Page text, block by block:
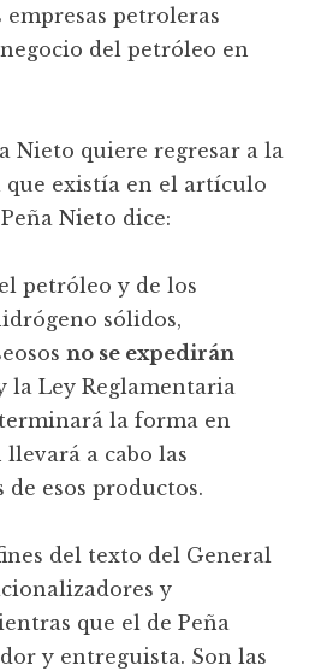
empresas petroleras
del petróleo en
Nieto quiere regresar a la
que existía en el artículo
Nieto dice:
petróleo y de los
sólidos,
no se expedirán
la Ley Reglamentaria
la forma en
llevará a cabo las
de esos productos.
del texto del General
y
que el de Peña
y entreguista. Son las